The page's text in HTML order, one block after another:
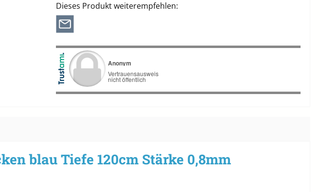
Dieses Produkt weiterempfehlen:
blau Tiefe 120cm Stärke 0,8mm